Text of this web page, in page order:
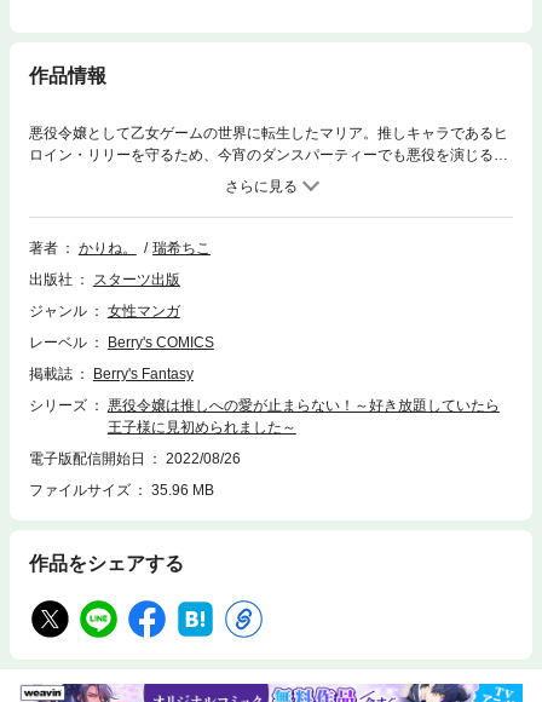
作品情報
悪役令嬢として乙女ゲームの世界に転生したマリア。推しキャラであるヒ
ロイン・リリーを守るため、今宵のダンスパーティーでも悪役を演じるこ
とに。王子・アルを狙う他の令嬢たちから嫉妬されるのを防ぐため、二人
が近づかないよう奮闘していた。ところが、アルがダンスの相手に選んだ
のはまさかのマリア!?ダンスで体が近づくたびに、なぜかアルにドキドキ
してしまうマリア。ただでさえ動揺しているのに、キスされそうになっ
ちを押し込めようとするも、「マリアを、心から愛したいと思ったん
だ。」真っ直ぐに想いを伝えてくるアルに心が揺らいでしまい!?推しのリ
ジー、第二巻！（この作品は電子コミック誌Berry’ｓ fantasy Vol.31~35に
収録されています。重複購入にご注意ください)
著者 かりね。
瑞希ちこ
出版社
スターツ出版
ジャンル
女性マンガ
レーベル
Berry's COMICS
掲載誌
Berry's Fantasy
シリーズ
悪役令嬢は推しへの愛が止まらない！～好き放題していたら
王子様に見初められました～
電子版配信開始日
2022/08/26
ファイルサイズ
35.96 MB
作品をシェアする